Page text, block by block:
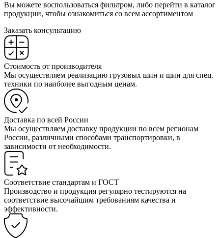
Вы можете воспользоваться фильтром, либо перейти в каталог
продукции, чтобы ознакомиться со всем ассортиментом
Заказать консультацию
Стоимость от производителя
Мы осуществляем реализацию грузовых шин и шин для спец.
техники по наиболее выгодным ценам.
Доставка по всей России
Мы осуществляем доставку продукции по всем регионам
России, различными способами транспортировки, в
зависимости от необходимости.
Соответствие стандартам и ГОСТ
Производство и продукция регулярно тестируются на
соответствие высочайшим требованиям качества и
эффективности.